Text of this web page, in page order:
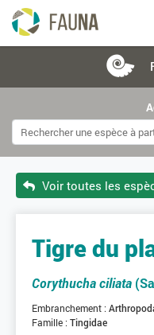
Voir toutes les
Tigre du
Corythucha ciliata
Embranchement :
Famille : Tingidae